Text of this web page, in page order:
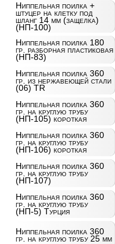
Ниппельная поилка +
штуцер на клетку под
шланг 14 мм (защелка)
(НП-100)
Ниппельная поилка 180
гр. разборная пластиковая
(НП-83)
Ниппельная поилка 360
гр. из нержавеющей стали
(06) TR
Ниппельная поилка 360
гр. на круглую трубу
(НП-105) короткая
Ниппельная поилка 360
гр. на круглую трубу
(НП-106) короткая
Ниппельная поилка 360
гр. на круглую трубу
(НП-107)
Ниппельная поилка 360
гр. на круглую трубу
(НП-5) Турция
Ниппельная поилка 360
гр. на круглую трубу 25 мм